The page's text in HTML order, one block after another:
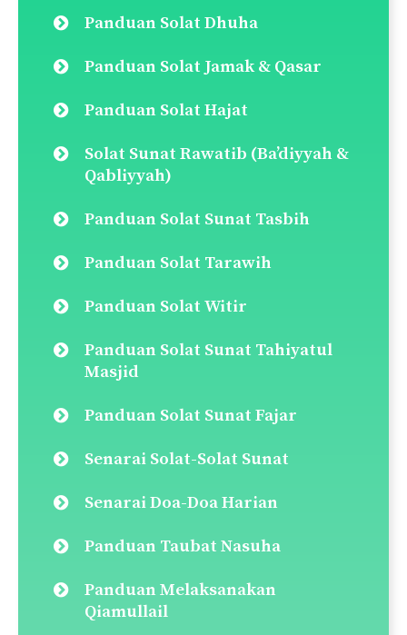
Panduan Solat Dhuha
Panduan Solat Jamak & Qasar
Panduan Solat Hajat
Solat Sunat Rawatib (Ba’diyyah &
Qabliyyah)
Panduan Solat Sunat Tasbih
Panduan Solat Tarawih
Panduan Solat Witir
Panduan Solat Sunat Tahiyatul
Masjid
Panduan Solat Sunat Fajar
Senarai Solat-Solat Sunat
Senarai Doa-Doa Harian
Panduan Taubat Nasuha
Panduan Melaksanakan
Qiamullail